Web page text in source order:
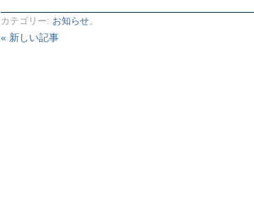
カテゴリー: お知らせ。
« 新しい記事